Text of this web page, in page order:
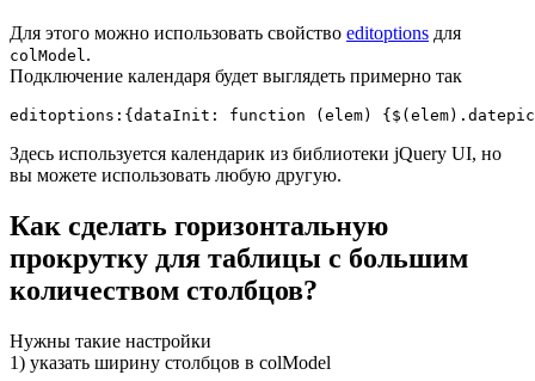
Для этого можно использовать свойство editoptions для
colModel.
Подключение календаря будет выглядеть примерно так
editoptions:{dataInit: function (elem)
Здесь используется календарик из библиотеки jQuery UI, но
вы можете использовать любую другую.
Как сделать горизонтальную
прокрутку для таблицы с большим
количеством столбцов?
Нужны такие настройки
1) указать ширину столбцов в colModel